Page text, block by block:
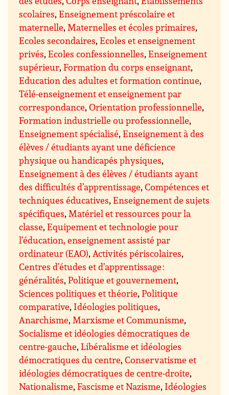
scolaires,Enseignement préscolaire et
maternelle,Maternelles et écoles primaires,
Ecoles secondaires,Ecoles et enseignement
privés,Ecoles confessionnelles,Enseignement
supérieur,Formation du corps enseignant,
Education des adultes et formation continue,
Télé-enseignement et enseignement par
correspondance,Orientation professionnelle,
Formation industrielle ou professionnelle,
Enseignement spécialisé,Enseignement à des
élèves / étudiants ayant une déficience
physique ou handicapés physiques,
Enseignement à des élèves / étudiants ayant
des difficultés d’apprentissage,Compétences et
techniques éducatives,Enseignement de sujets
spécifiques,Matériel et ressources pour la
classe,Equipement et technologie pour
l’éducation, enseignement assisté par
ordinateur (EAO),Activités périscolaires,
Centres d’études et d’apprentissage :
généralités,Politique et gouvernement,
Sciences politiques et théorie,Politique
comparative, Idéologies politiques,
Anarchisme,Marxisme et Communisme,
Socialisme et idéologies démocratiques de
centre-gauche,Libéralisme et idéologies
démocratiques du centre,Conservatisme et
idéologies démocratiques de centre-droite,
Nationalisme,Fascisme et Nazisme, Idéologies